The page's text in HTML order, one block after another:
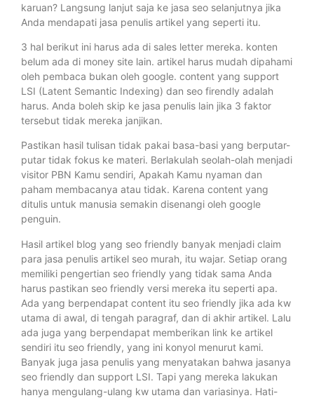
karuan? Langsung lanjut saja ke jasa seo selanjutnya jika
Anda mendapati jasa penulis artikel yang seperti itu.
3 hal berikut ini harus ada di sales letter mereka. konten
belum ada di money site lain. artikel harus mudah dipahami
oleh pembaca bukan oleh google. content yang support
LSI (Latent Semantic Indexing) dan seo firendly adalah
harus. Anda boleh skip ke jasa penulis lain jika 3 faktor
tersebut tidak mereka janjikan.
Pastikan hasil tulisan tidak pakai basa-basi yang berputar-
putar tidak fokus ke materi. Berlakulah seolah-olah menjadi
visitor PBN Kamu sendiri, Apakah Kamu nyaman dan
paham membacanya atau tidak. Karena content yang
ditulis untuk manusia semakin disenangi oleh google
penguin.
Hasil artikel blog yang seo friendly banyak menjadi claim
para jasa penulis artikel seo murah, itu wajar. Setiap orang
memiliki pengertian seo friendly yang tidak sama Anda
harus pastikan seo friendly versi mereka itu seperti apa.
Ada yang berpendapat content itu seo friendly jika ada kw
utama di awal, di tengah paragraf, dan di akhir artikel. Lalu
ada juga yang berpendapat memberikan link ke artikel
sendiri itu seo friendly, yang ini konyol menurut kami.
Banyak juga jasa penulis yang menyatakan bahwa jasanya
seo friendly dan support LSI. Tapi yang mereka lakukan
hanya mengulang-ulang kw utama dan variasinya. Hati-